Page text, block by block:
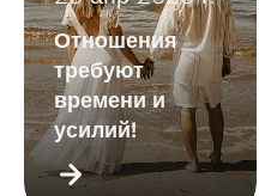
Отношения
требуют
времени и
усилий!